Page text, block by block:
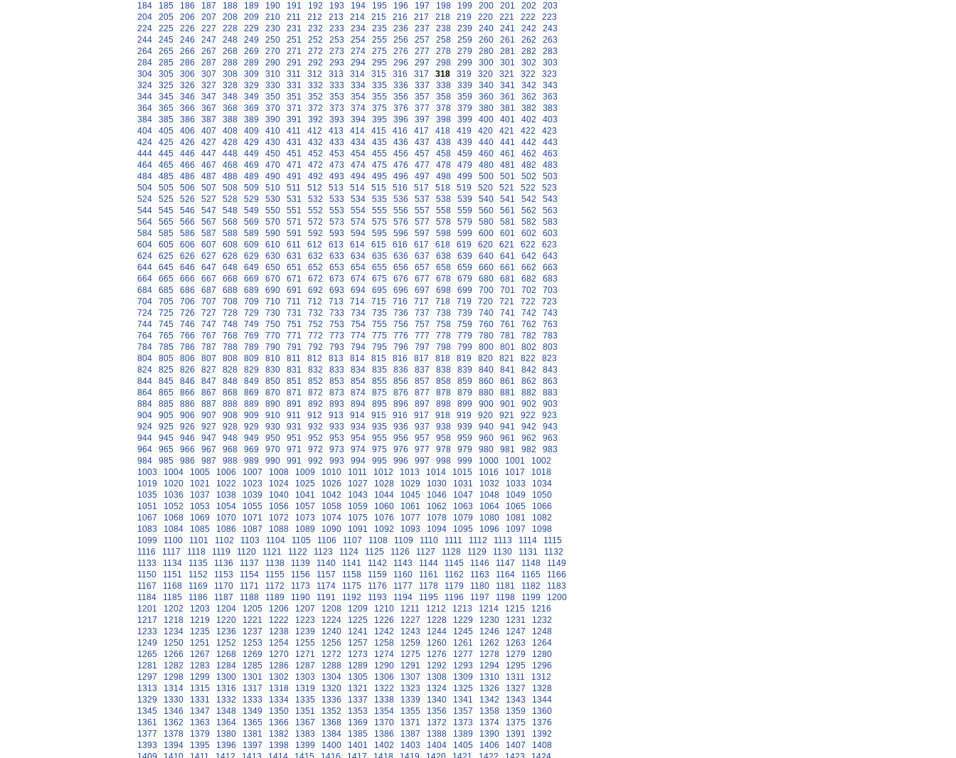
184
185 186 187 188 189 190 191 192 193 194 195 196 197 198 199 200 201 202
203
204
205 206 207 208 209 210 211 212 213 214 215 216 217 218 219 220 221 222
223
224
225 226 227 228 229 230 231 232 233 234 235 236 237 238 239 240 241 242
243
244
245 246 247 248 249 250 251 252 253 254 255 256 257 258 259 260 261 262
263
264
265 266 267 268 269 270 271 272 273 274 275 276 277 278 279 280 281 282
283
284
285 286 287 288 289 290 291 292 293 294 295 296 297 298 299 300 301 302
303
304
305 306 307 308 309 310 311 312 313 314 315 316 317 318 319 320 321 322
323
324
325 326 327 328 329 330 331 332 333 334 335 336 337 338 339 340 341 342
343
344
345 346 347 348 349 350 351 352 353 354 355 356 357 358 359 360 361 362
363
364
365 366 367 368 369 370 371 372 373 374 375 376 377 378 379 380 381 382
383
384
385 386 387 388 389 390 391 392 393 394 395 396 397 398 399 400 401 402
403
404
405 406 407 408 409 410 411 412 413 414 415 416 417 418 419 420 421 422
423
424
425 426 427 428 429 430 431 432 433 434 435 436 437 438 439 440 441 442
443
444
445 446 447 448 449 450 451 452 453 454 455 456 457 458 459 460 461 462
463
464
465 466 467 468 469 470 471 472 473 474 475 476 477 478 479 480 481 482
483
484
485 486 487 488 489 490 491 492 493 494 495 496 497 498 499 500 501 502
503
504
505 506 507 508 509 510 511 512 513 514 515 516 517 518 519 520 521 522
523
524
525 526 527 528 529 530 531 532 533 534 535 536 537 538 539 540 541 542
543
544
545 546 547 548 549 550 551 552 553 554 555 556 557 558 559 560 561 562
563
564
565 566 567 568 569 570 571 572 573 574 575 576 577 578 579 580 581 582
583
584
585 586 587 588 589 590 591 592 593 594 595 596 597 598 599 600 601 602
603
604
605 606 607 608 609 610 611 612 613 614 615 616 617 618 619 620 621 622
623
624
625 626 627 628 629 630 631 632 633 634 635 636 637 638 639 640 641 642
643
644
645 646 647 648 649 650 651 652 653 654 655 656 657 658 659 660 661 662
663
664
665 666 667 668 669 670 671 672 673 674 675 676 677 678 679 680 681 682
683
684
685 686 687 688 689 690 691 692 693 694 695 696 697 698 699 700 701 702
703
704
705 706 707 708 709 710 711 712 713 714 715 716 717 718 719 720 721 722
723
724
725 726 727 728 729 730 731 732 733 734 735 736 737 738 739 740 741 742
743
744
745 746 747 748 749 750 751 752 753 754 755 756 757 758 759 760 761 762
763
764
765 766 767 768 769 770 771 772 773 774 775 776 777 778 779 780 781 782
783
784
785 786 787 788 789 790 791 792 793 794 795 796 797 798 799 800 801 802
803
804
805 806 807 808 809 810 811 812 813 814 815 816 817 818 819 820 821 822
823
824
825 826 827 828 829 830 831 832 833 834 835 836 837 838 839 840 841 842
843
844
845 846 847 848 849 850 851 852 853 854 855 856 857 858 859 860 861 862
863
864
865 866 867 868 869 870 871 872 873 874 875 876 877 878 879 880 881 882
883
884
885 886 887 888 889 890 891 892 893 894 895 896 897 898 899 900 901 902
903
904
905 906 907 908 909 910 911 912 913 914 915 916 917 918 919 920 921 922
923
924
925 926 927 928 929 930 931 932 933 934 935 936 937 938 939 940 941 942
943
944
945 946 947 948 949 950 951 952 953 954 955 956 957 958 959 960 961 962
963
964
965 966 967 968 969 970 971 972 973 974 975 976 977 978 979 980 981 982
983
984
985 986 987 988 989 990 991 992 993 994 995 996 997 998 999 1000 1001
1002
1003
1004 1005 1006 1007 1008 1009 1010 1011 1012 1013 1014 1015 1016 1017
1018
1019
1020 1021 1022 1023 1024 1025 1026 1027 1028 1029 1030 1031 1032 1033
1034
1035
1036 1037 1038 1039 1040 1041 1042 1043 1044 1045 1046 1047 1048 1049
1050
1051
1052 1053 1054 1055 1056 1057 1058 1059 1060 1061 1062 1063 1064 1065
1066
1067
1068 1069 1070 1071 1072 1073 1074 1075 1076 1077 1078 1079 1080 1081
1082
1083
1084 1085 1086 1087 1088 1089 1090 1091 1092 1093 1094 1095 1096 1097
1098
1099
1100 1101 1102 1103 1104 1105 1106 1107 1108 1109 1110 1111 1112 1113 1114
1115
1116
1117 1118 1119 1120 1121 1122 1123 1124 1125 1126 1127 1128 1129 1130 1131
1132
1133
1134 1135 1136 1137 1138 1139 1140 1141 1142 1143 1144 1145 1146 1147 1148
1149
1150
1151 1152 1153 1154 1155 1156 1157 1158 1159 1160 1161 1162 1163 1164 1165
1166
1167
1168 1169 1170 1171 1172 1173 1174 1175 1176 1177 1178 1179 1180 1181 1182
1183
1184
1185 1186 1187 1188 1189 1190 1191 1192 1193 1194 1195 1196 1197 1198 1199
1200
1201
1202 1203 1204 1205 1206 1207 1208 1209 1210 1211 1212 1213 1214 1215
1216
1217
1218 1219 1220 1221 1222 1223 1224 1225 1226 1227 1228 1229 1230 1231
1232
1233
1234 1235 1236 1237 1238 1239 1240 1241 1242 1243 1244 1245 1246 1247
1248
1249
1250 1251 1252 1253 1254 1255 1256 1257 1258 1259 1260 1261 1262 1263
1264
1265
1266 1267 1268 1269 1270 1271 1272 1273 1274 1275 1276 1277 1278 1279
1280
1281
1282 1283 1284 1285 1286 1287 1288 1289 1290 1291 1292 1293 1294 1295
1296
1297
1298 1299 1300 1301 1302 1303 1304 1305 1306 1307 1308 1309 1310 1311
1312
1313
1314 1315 1316 1317 1318 1319 1320 1321 1322 1323 1324 1325 1326 1327
1328
1329
1330 1331 1332 1333 1334 1335 1336 1337 1338 1339 1340 1341 1342 1343
1344
1345
1346 1347 1348 1349 1350 1351 1352 1353 1354 1355 1356 1357 1358 1359
1360
1361
1362 1363 1364 1365 1366 1367 1368 1369 1370 1371 1372 1373 1374 1375
1376
1377
1378 1379 1380 1381 1382 1383 1384 1385 1386 1387 1388 1389 1390 1391
1392
1393
1394 1395 1396 1397 1398 1399 1400 1401 1402 1403 1404 1405 1406 1407
1408